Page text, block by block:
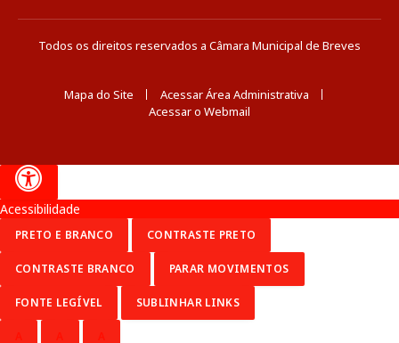
Todos os direitos reservados a Câmara Municipal de Breves
Mapa do Site
Acessar Área Administrativa
Acessar o Webmail
Acessibilidade
PRETO E BRANCO CONTRASTE PRETO
CONTRASTE BRANCO PARAR MOVIMENTOS
FONTE LEGÍVEL SUBLINHAR LINKS